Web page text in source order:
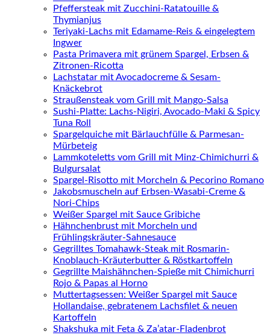
Pfeffersteak mit Zucchini-Ratatouille &
Thymianjus
Teriyaki-Lachs mit Edamame-Reis & eingelegtem
Ingwer
Pasta Primavera mit grünem Spargel, Erbsen &
Zitronen-Ricotta
Lachstatar mit Avocadocreme & Sesam-
Knäckebrot
Straußensteak vom Grill mit Mango-Salsa
Sushi-Platte: Lachs-Nigiri, Avocado-Maki & Spicy
Tuna Roll
Spargelquiche mit Bärlauchfülle & Parmesan-
Mürbeteig
Lammkoteletts vom Grill mit Minz-Chimichurri &
Bulgursalat
Spargel-Risotto mit Morcheln & Pecorino Romano
Jakobsmuscheln auf Erbsen-Wasabi-Creme &
Nori-Chips
Weißer Spargel mit Sauce Gribiche
Hähnchenbrust mit Morcheln und
Frühlingskräuter-Sahnesauce
Gegrilltes Tomahawk-Steak mit Rosmarin-
Knoblauch-Kräuterbutter & Röstkartoffeln
Gegrillte Maishähnchen-Spieße mit Chimichurri
Rojo & Papas al Horno
Muttertagsessen: Weißer Spargel mit Sauce
Hollandaise, gebratenem Lachsfilet & neuen
Kartoffeln
Shakshuka mit Feta & Za’atar-Fladenbrot